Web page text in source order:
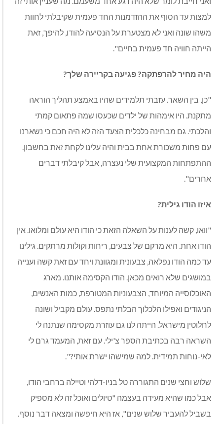
למצות עד הסוף את ההזדמנות החד פעמית שקיבלתי לחוות
משהו שונה ואני לא מצטערת על הנסיעה להודו, להיפך, זאת
הייתה חוויה חד פעמית בחיים".
היה מחיר להרפתקה? פגיעה בקריירה שלך?
"כן, בין השאר. עזבתי תלמידים שהיו באמצע תהליך הוראה
מתקנת. היו אימהות של ילדים שכעסו שמה פתאום קמתי
והלכתי. גם מבחינה כלכלית הצעד הזה לא היה חכם כי נשארנו
עם פחות משכורת אחת בבית והיה עלינו לקחת זאת בחשבון.
ההתפתחות המקצועית שלי נעצרה, אבל קיבלתי דברים
אחרים".
איזו הודו גילית?
"וואו, קשה לענות על השאלה הזאת כי הודו היא עולם ומלואו. אין
הודו אחת. היא מרקם של צבעים, ריחות וקולות מרתקים. גילינו
עד כמה הודו נפלאה, צבעונית ומגוונת ויחד עם זאת קשה וענייה
במושגים שלא רואים מכאן. הודו הקסימה אותנו. מארג
האוכלוסייה המיוחד, הצבעוניות המטורפת, כמות האנשים,
הניגודים ואפילו הלכלוך הבלתי נתפס. עולם מקביל ושונה
לחלוטין מישראל. הייתה לנו גם עוזרת מקסימה שנתנה לי
השראה רבה בכתיבת הספר צ'ילי. עם זאת, המעמד גרם לי
לאי-נוחות תמידית. למה שמישהו ישרת אותי?".
שלוש וחצי שנים התגוררה טל בניו-דלהי וטיילה ברחבי הודו,
אבל כמו שהיא מעידה בעצמה "טיולים ואוכל זה לא מספיק
בשביל להעביר שלוש שנים", אז היא חיפשה ומצאה דבר נוסף.